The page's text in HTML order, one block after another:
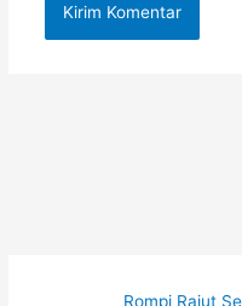
Rompi Rajut